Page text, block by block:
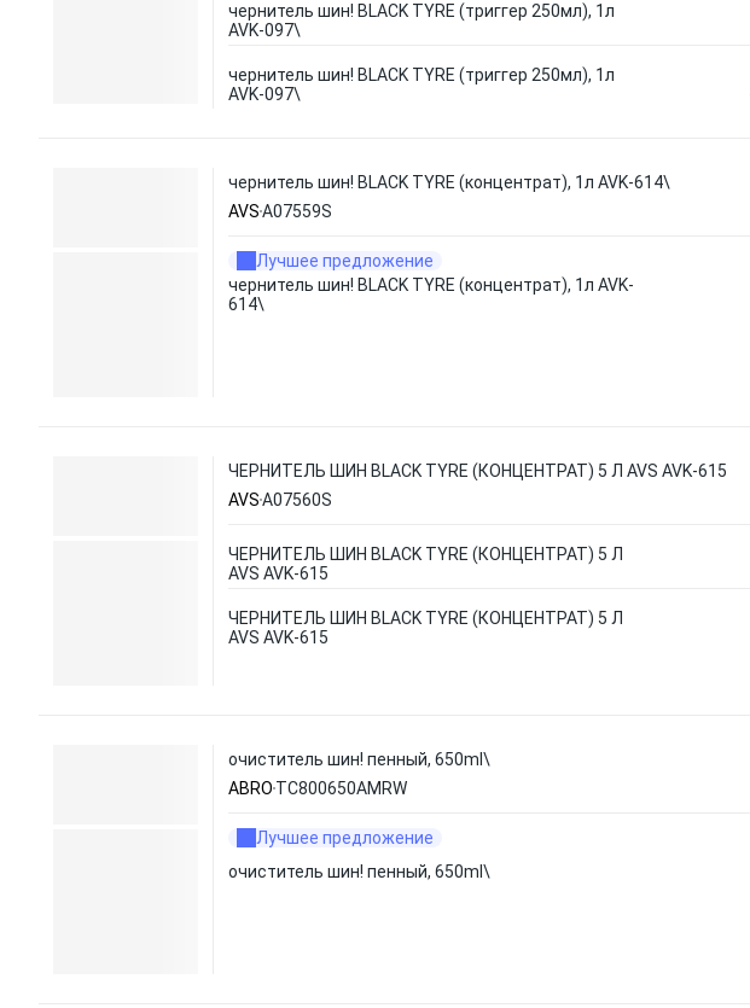
чернитель шин! BLACK TYRE (триггер 250мл), 1л
AVK-097\
чернитель шин! BLACK TYRE (триггер 250мл), 1л
AVK-097\
чернитель шин! BLACK TYRE (концентрат), 1л AVK-614\
AVSA07559S
Лучшее предложение
чернитель шин! BLACK TYRE (концентрат), 1л AVK-
614\
ЧЕРНИТЕЛЬ ШИН BLACK TYRE (КОНЦЕНТРАТ) 5 Л AVS AVK-615
AVSA07560S
ЧЕРНИТЕЛЬ ШИН BLACK TYRE (КОНЦЕНТРАТ) 5 Л
AVS AVK-615
ЧЕРНИТЕЛЬ ШИН BLACK TYRE (КОНЦЕНТРАТ) 5 Л
AVS AVK-615
очиститель шин! пенный, 650ml\
ABRO TC800650AMRW
Лучшее предложение
очиститель шин! пенный, 650ml\